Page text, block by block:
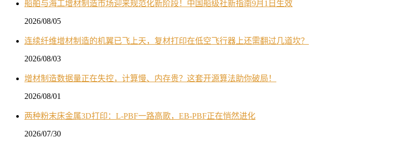
船舶与海工增材制造市场迎来规范化新阶段！中国船级社新指南9月1日生效
2026/08/05
连续纤维增材制造的机翼已飞上天，复材打印在低空飞行器上还需翻过几道坎？
2026/08/03
增材制造数据量正在失控，计算慢、内存贵？这套开源算法助你破局！
2026/08/01
两种粉末床金属3D打印：L-PBF一路高歌，EB-PBF正在悄然进化
2026/07/30